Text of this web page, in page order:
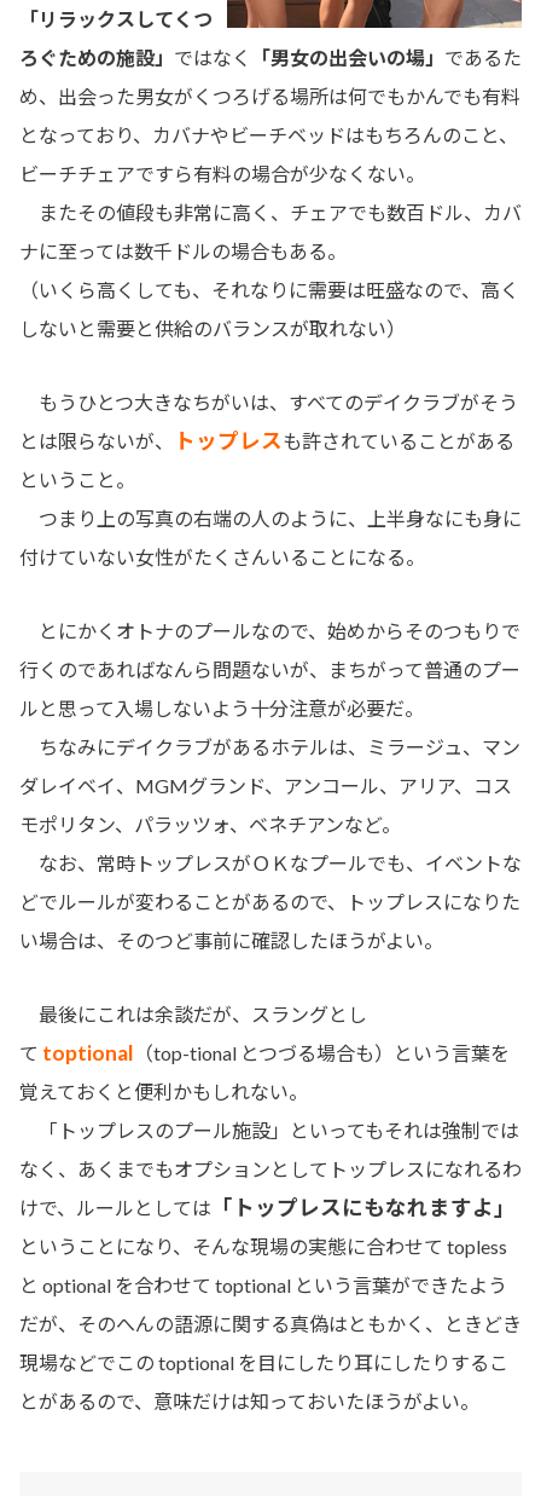
「リラックスしてくつ
ろぐための施設」 ではなく 「男女の出会いの場」 であるた
め、出会った男女がくつろげる場所は何でもかんでも有料
となっており、カバナやビーチベッドはもちろんのこと、
ビーチチェアですら有料の場合が少なくない。
またその値段も非常に高く、チェアでも数百ドル、カバ
ナに至っては数千ドルの場合もある。
（いくら高くしても、それなりに需要は旺盛なので、高く
しないと需要と供給のバランスが取れない）
もうひとつ大きなちがいは、すべてのデイクラブがそう
とは限らないが、
トップレスも許されていることがある
ということ。
つまり上の写真の右端の人のように、上半身なにも身に
付けていない女性がたくさんいることになる。
とにかくオトナのプールなので、始めからそのつもりで
行くのであればなんら問題ないが、まちがって普通のプー
ルと思って入場しないよう十分注意が必要だ。
ちなみにデイクラブがあるホテルは、ミラージュ、マン
ダレイベイ、MGMグランド、アンコール、アリア、コス
モポリタン、パラッツォ、ベネチアンなど。
なお、常時トップレスがＯＫなプールでも、イベントな
どでルールが変わることがあるので、トップレスになりた
い場合は、そのつど事前に確認したほうがよい。
最後にこれは余談だが、スラングとし
て toptional （top-tional とつづる場合も）という言葉を
覚えておくと便利かもしれない。
「トップレスのプール施設」といってもそれは強制では
なく、あくまでもオプションとしてトップレスになれるわ
けで、ルールとしては
「トップレスにもなれますよ」
ということになり、そんな現場の実態に合わせて topless
と optional を合わせて toptional という言葉ができたよう
だが、そのへんの語源に関する真偽はともかく、ときどき
現場などでこの toptional を目にしたり耳にしたりするこ
とがあるので、意味だけは知っておいたほうがよい。